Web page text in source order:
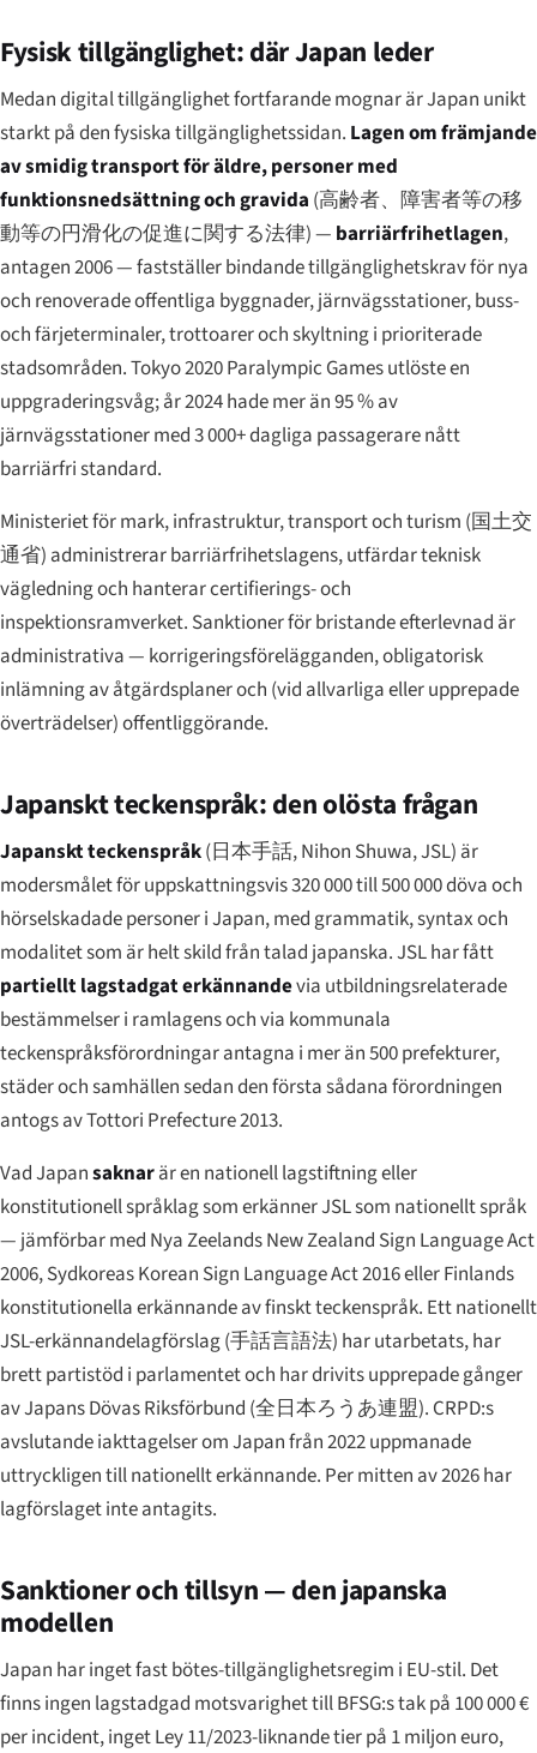
Fysisk tillgänglighet: där Japan leder
Medan digital tillgänglighet fortfarande mognar är Japan unikt
starkt på den fysiska tillgänglighetssidan. Lagen om främjande
av smidig transport för äldre, personer med
funktionsnedsättning och gravida (高齢者、障害者等の移
動等の円滑化の促進に関する法律) — barriärfrihetlagen,
antagen 2006 — fastställer bindande tillgänglighetskrav för nya
och renoverade offentliga byggnader, järnvägsstationer, buss-
och färjeterminaler, trottoarer och skyltning i prioriterade
stadsområden. Tokyo 2020 Paralympic Games utlöste en
uppgraderingsvåg; år 2024 hade mer än 95 % av
järnvägsstationer med 3 000+ dagliga passagerare nått
barriärfri standard.
Ministeriet för mark, infrastruktur, transport och turism (国土交
通省) administrerar barriärfrihetslagens, utfärdar teknisk
vägledning och hanterar certifierings- och
inspektionsramverket. Sanktioner för bristande efterlevnad är
administrativa — korrigeringsförelägganden, obligatorisk
inlämning av åtgärdsplaner och (vid allvarliga eller upprepade
överträdelser) offentliggörande.
Japanskt teckenspråk: den olösta frågan
Japanskt teckenspråk(日本手話,Nihon Shuwa, JSL) är
modersmålet för uppskattningsvis 320 000 till 500 000 döva och
hörselskadade personer i Japan, med grammatik, syntax och
modalitet som är helt skild från talad japanska. JSL har fått
partiellt lagstadgat erkännandevia utbildningsrelaterade
bestämmelser i ramlagens och via kommunala
teckenspråksförordningar antagna i mer än 500 prefekturer,
städer och samhällen sedan den första sådana förordningen
antogs av Tottori Prefecture 2013.
Vad Japansaknarär en nationell lagstiftning eller
konstitutionell språklag som erkänner JSL som nationellt språk
— jämförbar med Nya Zeelands New Zealand Sign Language Act
2006, Sydkoreas Korean Sign Language Act 2016 eller Finlands
konstitutionella erkännande av finskt teckenspråk. Ett nationellt
JSL-erkännandelagförslag (手話言語法) har utarbetats, har
brett partistöd i parlamentet och har drivits upprepade gånger
av Japans Dövas Riksförbund (全日本ろうあ連盟). CRPD:s
avslutande iakttagelser om Japan från 2022 uppmanade
uttryckligen till nationellt erkännande. Per mitten av 2026 har
lagförslaget inte antagits.
Sanktioner och tillsyn — den japanska
modellen
Japan har inget fast bötes-tillgänglighetsregim i EU-stil. Det
finns ingen lagstadgad motsvarighet till BFSG:s tak på 100 000 €
per incident, inget Ley 11/2023-liknande tier på 1 miljon euro,